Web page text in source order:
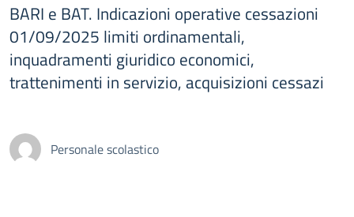
BARI e BAT. Indicazioni operative cessazioni
01/09/2025 limiti ordinamentali,
inquadramenti giuridico economici,
trattenimenti in servizio, acquisizioni cessazi
Personale scolastico